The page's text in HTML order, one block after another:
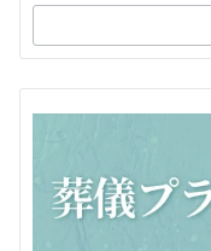
ン
索：